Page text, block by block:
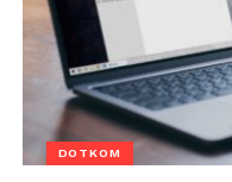
DOTKOM